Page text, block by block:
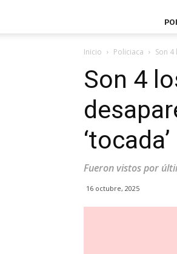
Inicio Policiaca Son
Son 4
‘tocada’
Fueron vistos por
16 octubre, 2025